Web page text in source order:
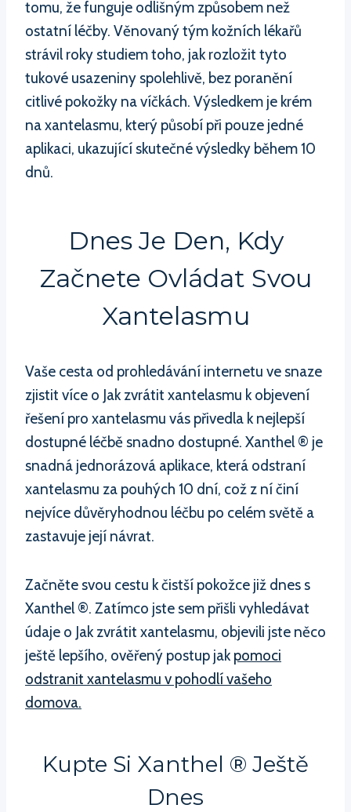
tomu, že funguje odlišným způsobem než
ostatní léčby. Věnovaný tým kožních lékařů
strávil roky studiem toho, jak rozložit tyto
tukové usazeniny spolehlivě, bez poranění
citlivé pokožky na víčkách. Výsledkem je krém
na xantelasmu, který působí při pouze jedné
aplikaci, ukazující skutečné výsledky během 10
dnů.
Dnes Je Den, Kdy
Začnete Ovládat Svou
Xantelasmu
Vaše cesta od prohledávání internetu ve snaze
zjistit více o Jak zvrátit xantelasmu k objevení
řešení pro xantelasmu vás přivedla k nejlepší
dostupné léčbě snadno dostupné. Xanthel ® je
snadná jednorázová aplikace, která odstraní
xantelasmu za pouhých 10 dní, což z ní činí
nejvíce důvěryhodnou léčbu po celém světě a
zastavuje její návrat.
Začněte svou cestu k čistší pokožce již dnes s
Xanthel ®. Zatímco jste sem přišli vyhledávat
údaje o Jak zvrátit xantelasmu, objevili jste něco
ještě lepšího, ověřený postup jak pomoci
odstranit xantelasmu v pohodlí vašeho
domova.
Kupte Si Xanthel ® Ještě
Dnes